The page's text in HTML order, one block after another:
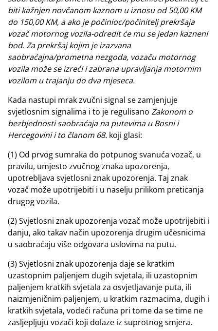
biti kažnjen novčanom kaznom u iznosu od 50,00 KM
do 150,00 KM, a ako je počinioc/počinitelj prekršaja
vozač motornog vozila-odredit će mu se jedan kazneni
bod. Za prekršaj kojim je izazvana
saobraćajna/prometna nezgoda, vozaču motornog
vozila može se izreći i zabrana upravljanja motornim
vozilom u trajanju do dva mjeseca.
Kada nastupi mrak zvučni signal se zamjenjuje
svjetlosnim signalima i to je regulisano Zakonom o
bezbjednosti saobraćaja na putevima u Bosni i
Hercegovini i to članom 68. koji glasi:
(1) Od prvog sumraka do potpunog svanuća vozač, u
pravilu, umjesto zvučnog znaka upozorenja,
upotrebljava svjetlosni znak upozorenja. Taj znak
vozač može upotrijebiti i u naselju prilikom preticanja
drugog vozila.
(2) Svjetlosni znak upozorenja vozač može upotrijebiti i
danju, ako takav način upozorenja drugim učesnicima
u saobraćaju više odgovara uslovima na putu.
(3) Svjetlosni znak upozorenja daje se kratkim
uzastopnim paljenjem dugih svjetala, ili uzastopnim
paljenjem kratkih svjetala za osvjetljavanje puta, ili
naizmjeničnim paljenjem, u kratkim razmacima, dugih i
kratkih svjetala, vodeći računa pri tome da se time ne
zasljepljuju vozači koji dolaze iz suprotnog smjera.